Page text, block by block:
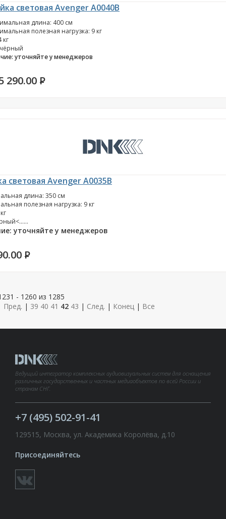
световая Avenger A0040B
длина: 400 см
полезная нагрузка: 9 кг
кг
уточняйте у менеджеров
290.00 P
световая Avenger A0035B
длина: 350 см
полезная нагрузка: 9 кг
уточняйте у менеджеров
P
- 1260 из 1285
Пред. | 39 40 41 42 43 | След. | Конец | Все
Ведущий интегратор комплексных аудиовизуальных систем для оснащения
различных государственных и частных медиаобъектов по всей России и
странам СНГ.
+7 (495) 502-91-41
129515, Москва, ул. Академика Королёва, д.10
Присоединяйтесь